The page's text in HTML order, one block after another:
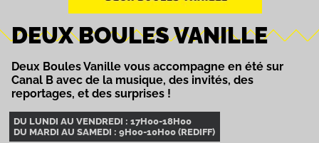
DEUX BOULES VANILLE
Deux Boules Vanille vous accompagne en été sur
Canal B avec de la musique, des invités, des
reportages, et des surprises !
DU LUNDI AU VENDREDI : 17H00-18H00
DU MARDI AU SAMEDI : 9H00-10H00 (REDIFF)